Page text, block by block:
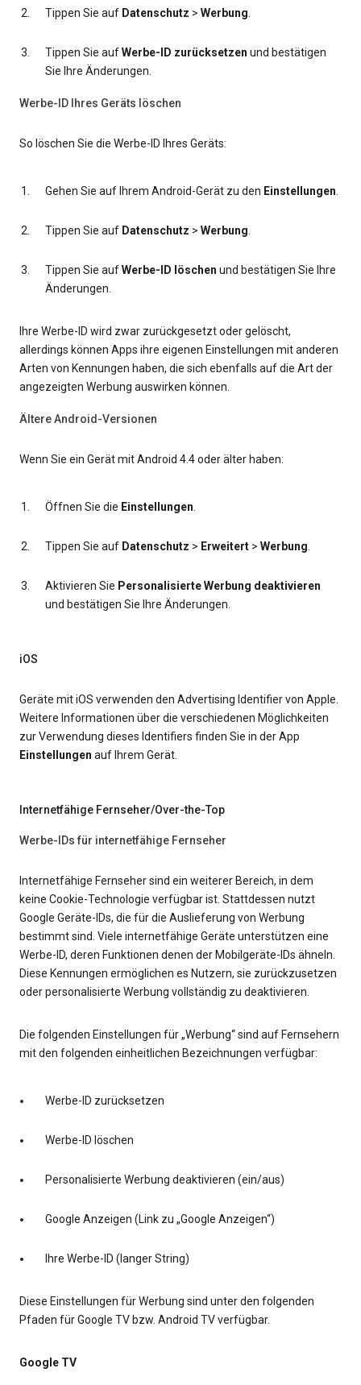
Tippen Sie auf Datenschutz > Werbung.
Tippen Sie aufWerbe-ID zurücksetzen und bestätigen
Sie Ihre Änderungen.
Werbe-ID Ihres Geräts löschen
So löschen Sie die Werbe-ID Ihres Geräts:
Gehen Sie auf Ihrem Android-Gerät zu den Einstellungen.
Tippen Sie auf Datenschutz > Werbung.
Tippen Sie aufWerbe-ID löschen und bestätigen Sie Ihre
Änderungen.
Ihre Werbe-ID wird zwar zurückgesetzt oder gelöscht,
allerdings können Apps ihre eigenen Einstellungen mit anderen
Arten von Kennungen haben, die sich ebenfalls auf die Art der
angezeigten Werbung auswirken können.
Ältere Android-Versionen
Wenn Sie ein Gerät mit Android 4.4 oder älter haben:
Öffnen Sie die Einstellungen.
Tippen Sie auf Datenschutz > Erweitert > Werbung.
Aktivieren Sie Personalisierte Werbung deaktivieren
und bestätigen Sie Ihre Änderungen.
iOS
Geräte mit iOS verwenden den Advertising Identifier von Apple.
Weitere Informationen über die verschiedenen Möglichkeiten
zur Verwendung dieses Identifiers finden Sie in der App
Einstellungen auf Ihrem Gerät.
Internetfähige Fernseher/Over-the-Top
Werbe-IDs für internetfähige Fernseher
Internetfähige Fernseher sind ein weiterer Bereich, in dem
keine Cookie-Technologie verfügbar ist. Stattdessen nutzt
Google Geräte-IDs, die für die Auslieferung von Werbung
bestimmt sind. Viele internetfähige Geräte unterstützen eine
Werbe-ID, deren Funktionen denen der Mobilgeräte-IDs ähneln.
Diese Kennungen ermöglichen es Nutzern, sie zurückzusetzen
oder personalisierte Werbung vollständig zu deaktivieren.
Die folgenden Einstellungen für „Werbung“ sind auf Fernsehern
mit den folgenden einheitlichen Bezeichnungen verfügbar:
Werbe-ID zurücksetzen
Werbe-ID löschen
Personalisierte Werbung deaktivieren (ein/aus)
Google Anzeigen (Link zu „Google Anzeigen“)
Ihre Werbe-ID (langer String)
Diese Einstellungen für Werbung sind unter den folgenden
Pfaden für Google TV bzw. Android TV verfügbar.
Google TV